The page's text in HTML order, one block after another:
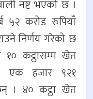
नष्ट भएको छ ।
५२ करोड रुपियाँ
निर्णय गरेको छ
१० कट्ठासम्म खेत
एक हजार ९२१
। ४० कट्ठा खेत